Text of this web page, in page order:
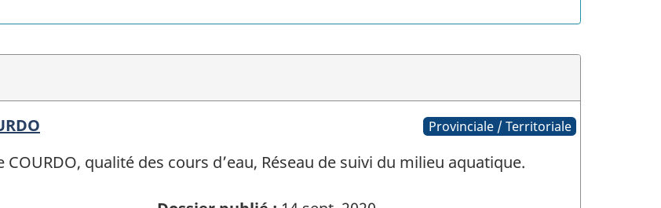
Provinciale / Territoriale
qualité des cours d’eau, Réseau de suivi du milieu aquatique.